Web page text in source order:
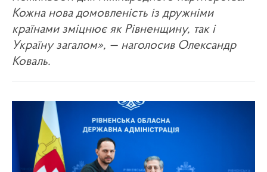
Кожна нова домовленість із дружніми
країнами зміцнює як Рівненщину, так і
Україну загалом», — наголосив Олександр
Коваль.